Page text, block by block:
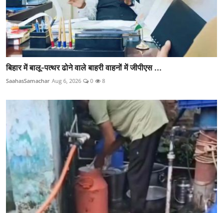
बिहार में बालू-पत्थर ढोने वाले बाहरी वाहनों में जीपीएस ...
SaahasSamachar Aug 6, 2026 0 8